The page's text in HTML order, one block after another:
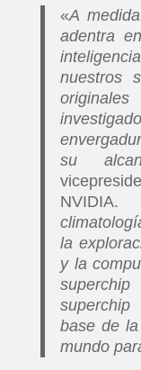
«A
adentra
nuestros
su
NVIDIA.
la
y la
superchip
base de
mundo